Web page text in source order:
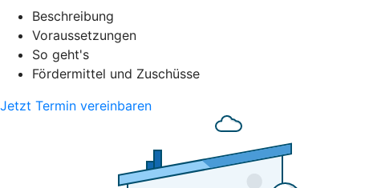
Beschreibung
Voraussetzungen
So geht's
Fördermittel und Zuschüsse
Jetzt Termin vereinbaren